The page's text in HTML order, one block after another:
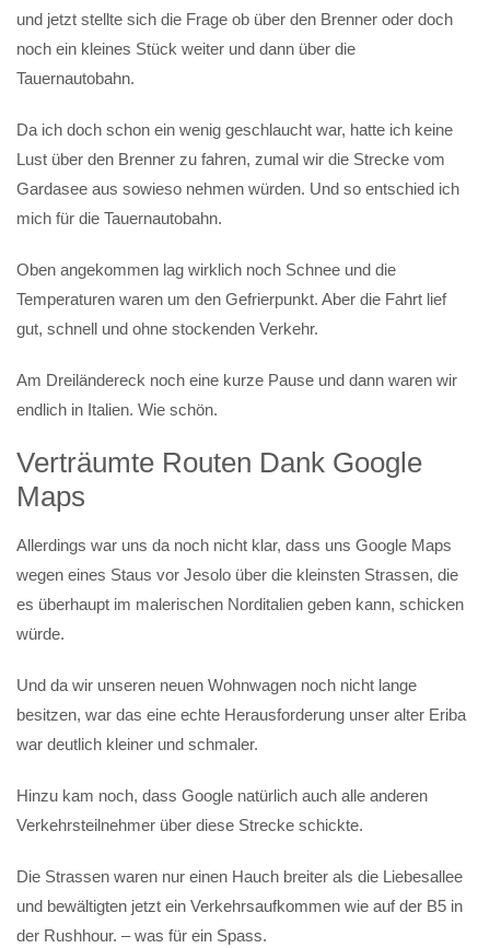
und jetzt stellte sich die Frage ob über den Brenner oder doch
noch ein kleines Stück weiter und dann über die
Tauernautobahn.
Da ich doch schon ein wenig geschlaucht war, hatte ich keine
Lust über den Brenner zu fahren, zumal wir die Strecke vom
Gardasee aus sowieso nehmen würden. Und so entschied ich
mich für die Tauernautobahn.
Oben angekommen lag wirklich noch Schnee und die
Temperaturen waren um den Gefrierpunkt. Aber die Fahrt lief
gut, schnell und ohne stockenden Verkehr.
Am Dreiländereck noch eine kurze Pause und dann waren wir
endlich in Italien. Wie schön.
Verträumte Routen Dank Google
Maps
Allerdings war uns da noch nicht klar, dass uns Google Maps
wegen eines Staus vor Jesolo über die kleinsten Strassen, die
es überhaupt im malerischen Norditalien geben kann, schicken
würde.
Und da wir unseren neuen Wohnwagen noch nicht lange
besitzen, war das eine echte Herausforderung unser alter Eriba
war deutlich kleiner und schmaler.
Hinzu kam noch, dass Google natürlich auch alle anderen
Verkehrsteilnehmer über diese Strecke schickte.
Die Strassen waren nur einen Hauch breiter als die Liebesallee
und bewältigten jetzt ein Verkehrsaufkommen wie auf der B5 in
der Rushhour. – was für ein Spass.